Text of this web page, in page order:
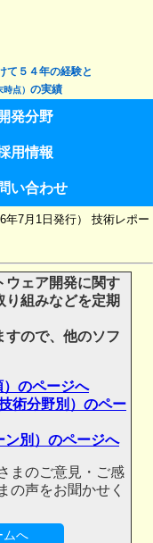
て５４年の経験と
点） の実績
発分野
用情報
い合わせ
年7月1日発行） 技術レポー
ウェア開発に関す
り組みなどを定期
すので、他のソフ
のページへ
術分野別）のペー
ン別）のページへ
まのご意見・ご感
の声をお聞かせく
ムへ